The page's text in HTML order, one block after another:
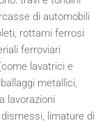
di automobili
rottami ferrosi
ferroviari
lavatrici e
metallici,
lavorazioni
limature di